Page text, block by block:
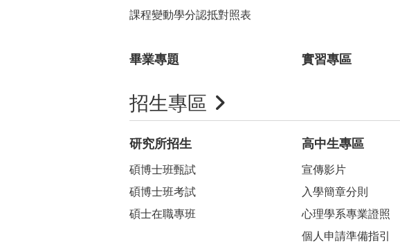
課程變動學分認抵對照表
畢業專題 實習專區
招生專區
研究所招生
碩博士班甄試
碩博士班考試
碩士在職專班
高中生專區
宣傳影片
入學簡章分則
心理學系專業證照
個人申請準備指引